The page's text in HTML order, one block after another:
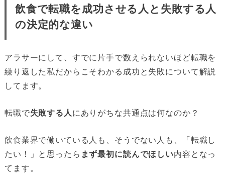
飲食で転職を成功させる人と失敗する人
の決定的な違い
アラサーにして、すでに片手で数えられないほど転職を
繰り返した私だからこそわかる成功と失敗について解説
してます。
転職で失敗する人 にありがちな共通点は何なのか？
飲食業界で働いている人も、そうでない人も、「転職し
たい！」と思ったら まず最初に読んでほしい内容となっ
てます。